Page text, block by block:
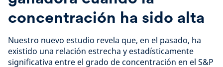
concentración ha sido alta
Nuestro nuevo estudio revela que, en el pasado, ha
existido una relación estrecha y estadísticamente
significativa entre el grado de concentración en el S&P